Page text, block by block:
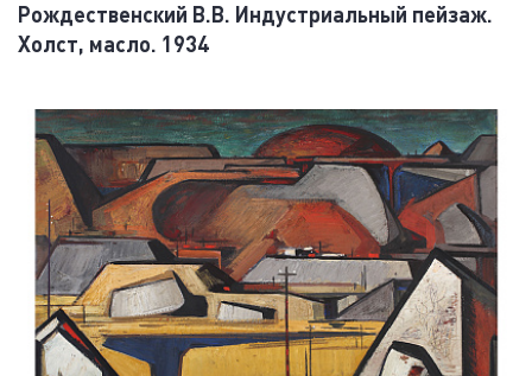
Рождественский В.В. Индустриальный пейзаж.
Холст, масло. 1934